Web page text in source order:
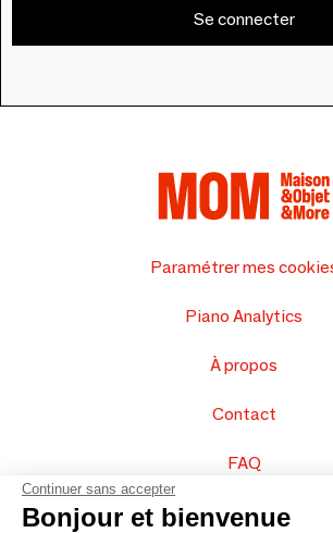
Se connecter
Paramétrer mes
Piano Analytics
À propos
Contact
FAQ
Vendez vos produits
Continuer sans accepter
Bonjour et bienvenue